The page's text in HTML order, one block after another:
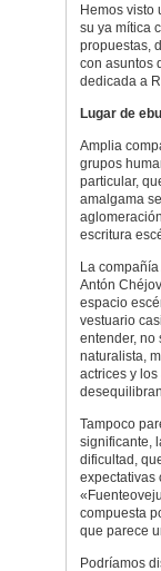
Hemos visto
su ya mítica
propuestas,
con asuntos
dedicada a
Lugar de
Amplia
grupos
particular,
amalgama
escritura
La
Antón
espacio
vestuario
entender, no
naturalista,
actrices y
Tampoco
significante,
dificultad,
expectativas
compuesta
que parece
Podríamos